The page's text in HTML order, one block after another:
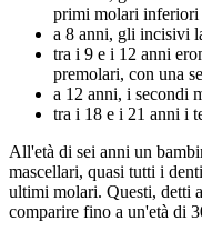
primi molari inferiori
a 8 anni, gli incisivi
tra i 9 e i 12 anni
premolari, con una
a 12 anni, i secondi
tra i 18 e i 21 anni i
All'età di sei anni un
mascellari, quasi tutti i
ultimi molari. Questi, detti
comparire fino a un'età di